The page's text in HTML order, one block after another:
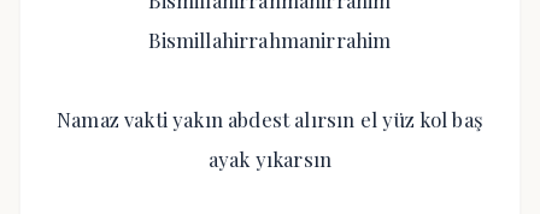
Bismillahirrahmanirrahim
Namaz vakti yakın abdest alırsın el yüz kol baş
ayak yıkarsın